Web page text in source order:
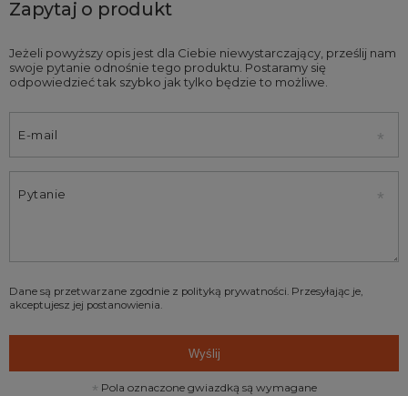
Zapytaj o produkt
Jeżeli powyższy opis jest dla Ciebie niewystarczający, prześlij nam
swoje pytanie odnośnie tego produktu. Postaramy się
odpowiedzieć tak szybko jak tylko będzie to możliwe.
E-mail
Pytanie
Dane są przetwarzane zgodnie z polityką prywatności. Przesyłając je,
akceptujesz jej postanowienia.
Wyślij
Pola oznaczone gwiazdką są wymagane